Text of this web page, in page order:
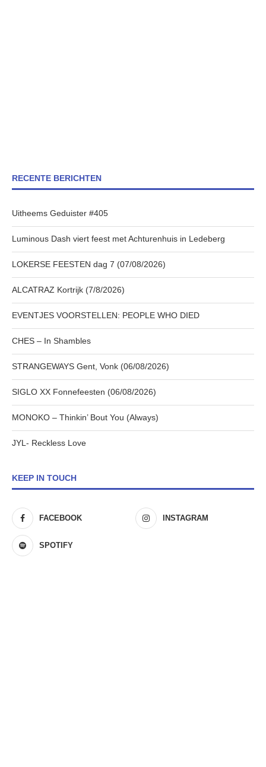
RECENTE BERICHTEN
Uitheems Geduister #405
Luminous Dash viert feest met Achturenhuis in Ledeberg
LOKERSE FEESTEN dag 7 (07/08/2026)
ALCATRAZ Kortrijk (7/8/2026)
EVENTJES VOORSTELLEN: PEOPLE WHO DIED
CHES – In Shambles
STRANGEWAYS Gent, Vonk (06/08/2026)
SIGLO XX Fonnefeesten (06/08/2026)
MONOKO – Thinkin’ Bout You (Always)
JYL- Reckless Love
KEEP IN TOUCH
FACEBOOK INSTAGRAM
SPOTIFY